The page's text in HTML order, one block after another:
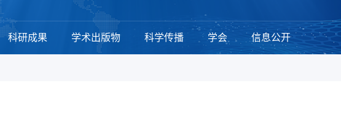
科研成果 学术出版物 科学传播 学会 信息公开